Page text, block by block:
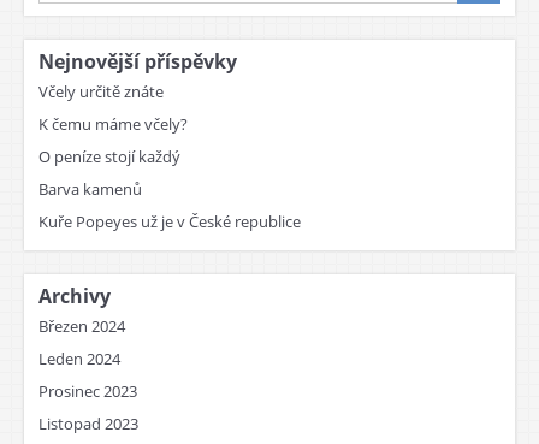
Nejnovější příspěvky
Včely určitě znáte
K čemu máme včely?
O peníze stojí každý
Barva kamenů
Kuře Popeyes už je v České republice
Archivy
Březen 2024
Leden 2024
Prosinec 2023
Listopad 2023